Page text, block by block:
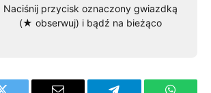
Naciśnij przycisk oznaczony gwiazdką
(★ obserwuj) i bądź na bieżąco